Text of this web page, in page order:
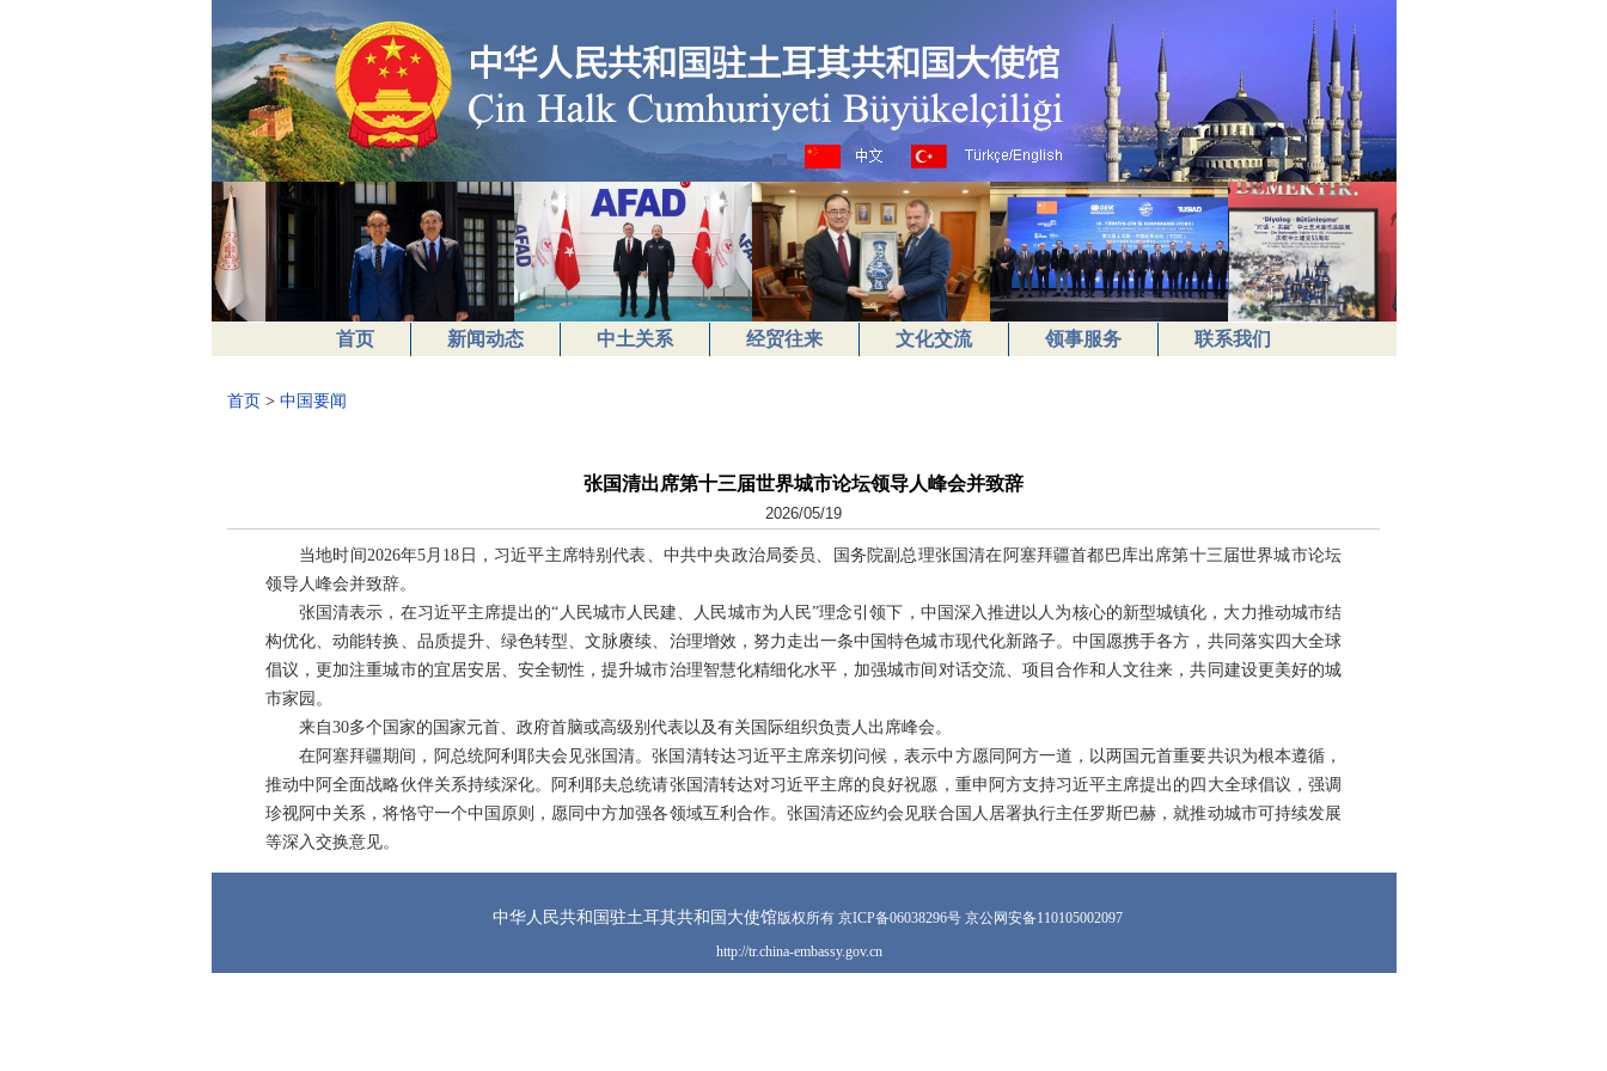
首页 新闻动态 中土关系 经贸往来 文化交流 领事服务 联系我们
首页 > 中国要闻
张国清出席第十三届世界城市论坛领导人峰会并致辞
2026/05/19
当地时间2026年5月18日，习近平主席特别代表、中共中央政治局委员、国务院副总理张国清在阿塞拜疆首都巴库出席第十三届世界城市论坛
领导人峰会并致辞。
张国清表示，在习近平主席提出的“人民城市人民建、人民城市为人民”理念引领下，中国深入推进以人为核心的新型城镇化，大力推动城市结
构优化、动能转换、品质提升、绿色转型、文脉赓续、治理增效，努力走出一条中国特色城市现代化新路子。中国愿携手各方，共同落实四大全球
倡议，更加注重城市的宜居安居、安全韧性，提升城市治理智慧化精细化水平，加强城市间对话交流、项目合作和人文往来，共同建设更美好的城
市家园。
来自30多个国家的国家元首、政府首脑或高级别代表以及有关国际组织负责人出席峰会。
在阿塞拜疆期间，阿总统阿利耶夫会见张国清。张国清转达习近平主席亲切问候，表示中方愿同阿方一道，以两国元首重要共识为根本遵循，
推动中阿全面战略伙伴关系持续深化。阿利耶夫总统请张国清转达对习近平主席的良好祝愿，重申阿方支持习近平主席提出的四大全球倡议，强调
珍视阿中关系，将恪守一个中国原则，愿同中方加强各领域互利合作。张国清还应约会见联合国人居署执行主任罗斯巴赫，就推动城市可持续发展
等深入交换意见。
中华人民共和国驻土耳其共和国大使馆版权所有 京ICP备06038296号 京公网安备110105002097
http://tr.china-embassy.gov.cn